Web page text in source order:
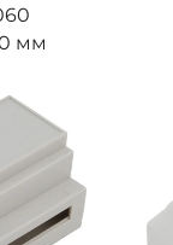
мм